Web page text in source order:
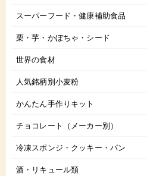
スーパーフード・健康補助食品
栗・芋・かぼちゃ・シード
世界の食材
人気銘柄別小麦粉
かんたん手作りキット
チョコレート（メーカー別）
冷凍スポンジ・クッキー・パン
酒・リキュール類